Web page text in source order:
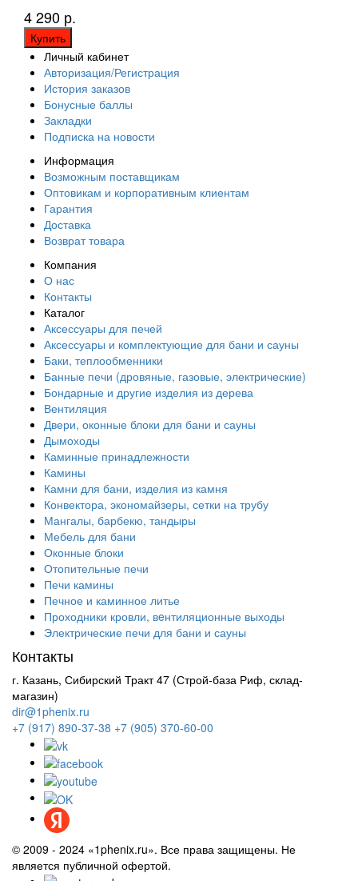
4 290 р.
Купить
Личный кабинет
Авторизация/Регистрация
История заказов
Бонусные баллы
Закладки
Подписка на новости
Информация
Возможным поставщикам
Оптовикам и корпоративным клиентам
Гарантия
Доставка
Возврат товара
Компания
О нас
Контакты
Каталог
Аксессуары для печей
Аксессуары и комплектующие для бани и сауны
Баки, теплообменники
Банные печи (дровяные, газовые, электрические)
Бондарные и другие изделия из дерева
Вентиляция
Двери, оконные блоки для бани и сауны
Дымоходы
Каминные принадлежности
Камины
Камни для бани, изделия из камня
Конвектора, экономайзеры, сетки на трубу
Мангалы, барбекю, тандыры
Мебель для бани
Оконные блоки
Отопительные печи
Печи камины
Печное и каминное литье
Проходники кровли, вeнтиляционные выходы
Электрические печи для бани и сауны
Контакты
г. Казань, Сибирский Тракт 47 (Строй-база Риф, склад-
магазин)
dir@1phenix.ru
+7 (917) 890-37-38 +7 (905) 370-60-00
© 2009 - 2024 «1phenix.ru». Все права защищены. Не
является публичной офертой.